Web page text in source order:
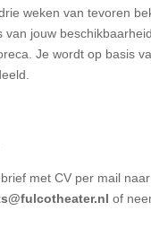
weken van tevoren
van jouw
Je wordt op basis
met CV per mail naar
of